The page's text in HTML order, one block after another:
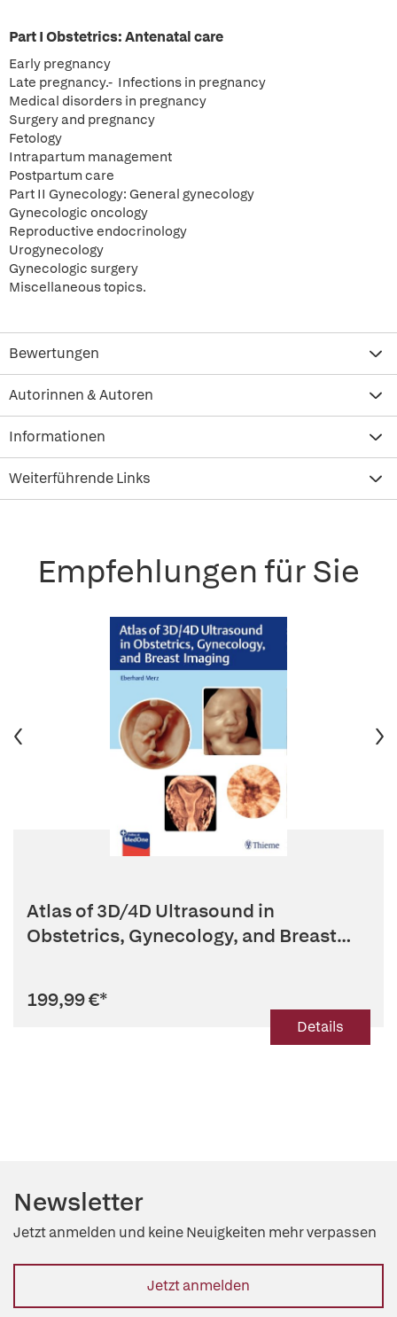
Part I Obstetrics: Antenatal care
Early pregnancy
Late pregnancy.- Infections in pregnancy
Medical disorders in pregnancy
Surgery and pregnancy
Fetology
Intrapartum management
Postpartum care
Part II Gynecology: General gynecology
Gynecologic oncology
Reproductive endocrinology
Urogynecology
Gynecologic surgery
Miscellaneous topics.
Bewertungen
Autorinnen & Autoren
Informationen
Weiterführende Links
Empfehlungen für Sie
Atlas of 3D/4D Ultrasound in
Obstetrics, Gynecology, and Breast
199,99 €*
Details
Newsletter
Jetzt anmelden und keine Neuigkeiten mehr verpassen
Jetzt anmelden